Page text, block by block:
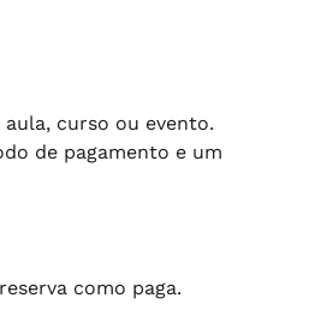
curso ou evento.
de pagamento e um
como paga.